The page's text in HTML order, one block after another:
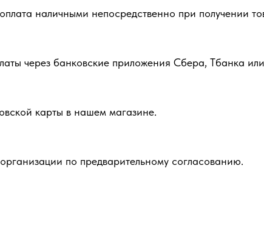
наличными непосредственно при получении
через банковские приложения Сбера, Тбанка
карты в нашем магазине.
по предварительному согласованию.